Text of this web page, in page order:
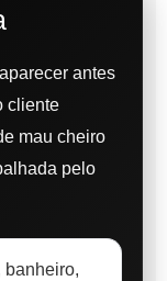
antes
cliente
mau cheiro
pelo
banheiro,